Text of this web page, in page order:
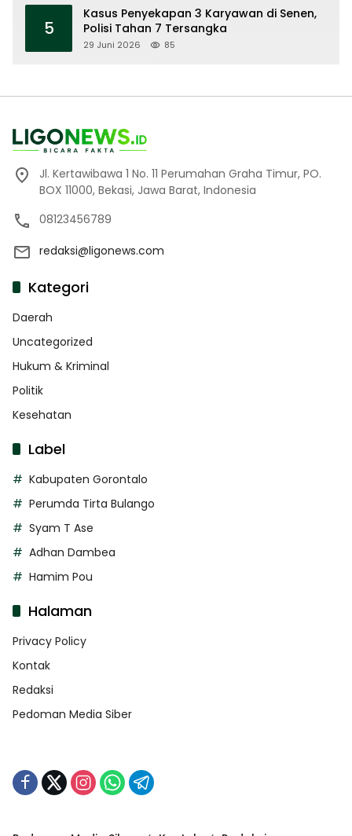
5
Kasus Penyekapan 3 Karyawan di Senen,
Polisi Tahan 7 Tersangka
29 Juni 2026 85
Jl. Kertawibawa 1 No. 11 Perumahan Graha Timur, PO.
BOX 11000, Bekasi, Jawa Barat, Indonesia
08123456789
redaksi@ligonews.com
Kategori
Daerah
Uncategorized
Hukum & Kriminal
Politik
Kesehatan
Label
Kabupaten Gorontalo
Perumda Tirta Bulango
Syam T Ase
Adhan Dambea
Hamim Pou
Halaman
Privacy Policy
Kontak
Redaksi
Pedoman Media Siber